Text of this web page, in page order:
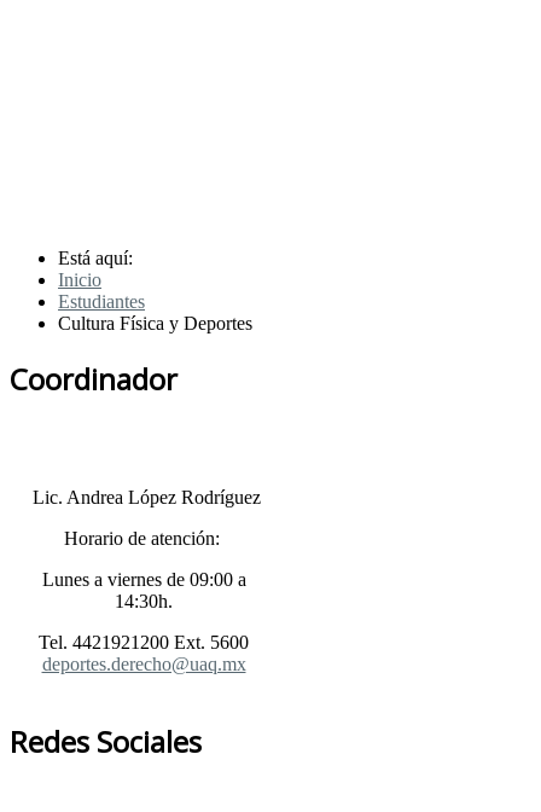
Está aquí:
Inicio
Estudiantes
Cultura Física y Deportes
Coordinador
Lic. Andrea López Rodríguez
Horario de atención:
Lunes a viernes de 09:00 a
14:30h.
Tel. 4421921200 Ext. 5600
deportes.derecho@uaq.mx
Redes Sociales